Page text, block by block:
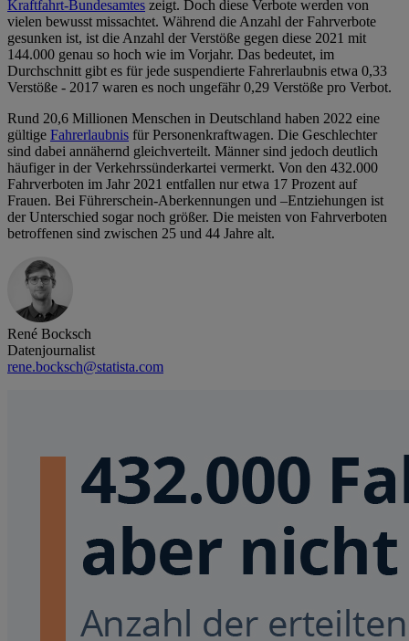
Kraftfahrt-Bundesamtes zeigt. Doch diese Verbote werden von
vielen bewusst missachtet. Während die Anzahl der Fahrverbote
gesunken ist, ist die Anzahl der Verstöße gegen diese 2021 mit
144.000 genau so hoch wie im Vorjahr. Das bedeutet, im
Durchschnitt gibt es für jede suspendierte Fahrerlaubnis etwa 0,33
Verstöße - 2017 waren es noch ungefähr 0,29 Verstöße pro Verbot.
Rund 20,6 Millionen Menschen in Deutschland haben 2022 eine
gültige Fahrerlaubnis für Personenkraftwagen. Die Geschlechter
sind dabei annähernd gleichverteilt. Männer sind jedoch deutlich
häufiger in der Verkehrssünderkartei vermerkt. Von den 432.000
Fahrverboten im Jahr 2021 entfallen nur etwa 17 Prozent auf
Frauen. Bei Führerschein-Aberkennungen und –Entziehungen ist
der Unterschied sogar noch größer. Die meisten von Fahrverboten
betroffenen sind zwischen 25 und 44 Jahre alt.
René Bocksch
Datenjournalist
rene.bocksch@statista.com